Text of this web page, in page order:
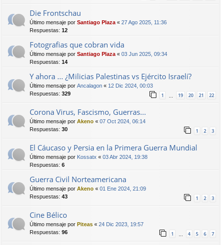
Die Frontschau
Último mensaje por Santiago Plaza « 27 Ago 2025, 11:36
Respuestas: 12
Fotografias que cobran vida
Último mensaje por Santiago Plaza « 03 Jun 2025, 09:34
Respuestas: 14
Y ahora ... ¿Milicias Palestinas vs Ejército Israelí?
Último mensaje por Ancalagon « 12 Dic 2024, 00:03
Respuestas: 329 1 … 19 20 21 22
Corona Virus, Fascismo, Guerras...
Último mensaje por Akeno « 07 Oct 2024, 06:14
Respuestas: 30 1 2 3
El Cáucaso y Persia en la Primera Guerra Mundial
Último mensaje por Kossatx « 03 Abr 2024, 19:38
Respuestas: 6
Guerra Civil Norteamericana
Último mensaje por Akeno « 01 Ene 2024, 21:09
Respuestas: 43 1 2 3
Cine Bélico
Último mensaje por Piteas « 24 Dic 2023, 19:57
Respuestas: 96 1 … 4 5 6 7